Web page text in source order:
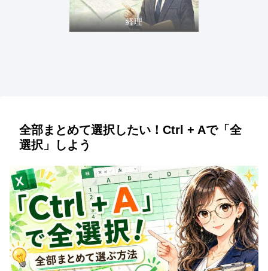
経理
全部まとめて選択したい！Ctrl + Aで「全
選択」しよう